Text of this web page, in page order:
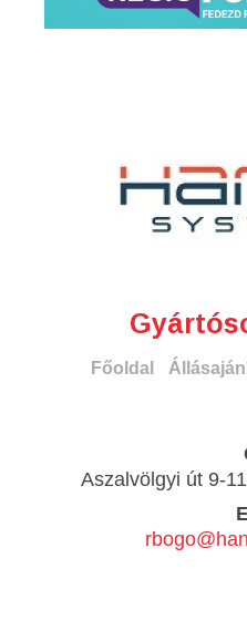
Főoldal
Aszalvölgyi út 9-